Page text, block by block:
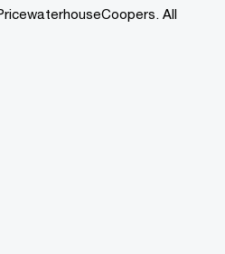
All